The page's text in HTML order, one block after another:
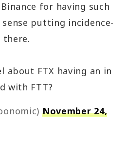
for having such
putting incidence-
there.
about FTX having an in
with FTT?
November 24,